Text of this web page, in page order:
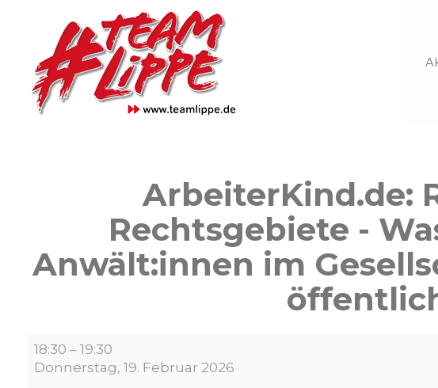
ArbeiterKind.de:
Rechtsgebiete -
Anwält:innen im
ArbeiterKind.de:
Recht
18:30 – 19:30
Donnerstag, 19. Februar 2026